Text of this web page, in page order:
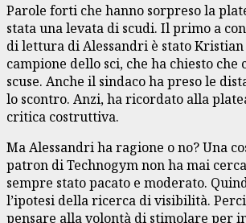
Parole forti che hanno sorpreso la
stata una levata di scudi. Il primo a
di lettura di Alessandri è stato Kristian
campione dello sci, che ha chiesto che
scuse. Anche il sindaco ha preso le
lo scontro. Anzi, ha ricordato alla
critica costruttiva.
Ma Alessandri ha ragione o no? Una
patron di Technogym non ha mai
sempre stato pacato e moderato.
l’ipotesi della ricerca di visibilità.
pensare alla volontà di stimolare per